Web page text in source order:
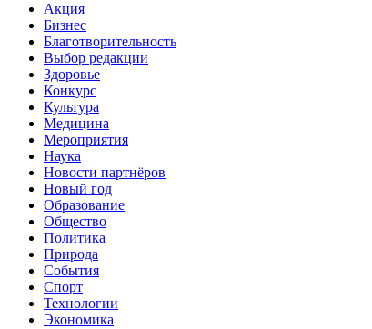
Акция
Бизнес
Благотворительность
Выбор редакции
Здоровье
Конкурс
Культура
Медицина
Мероприятия
Наука
Новости партнёров
Новый год
Образование
Общество
Политика
Природа
События
Спорт
Технологии
Экономика